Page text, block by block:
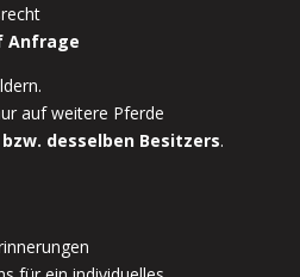
Anfrage
auf weitere Pferde
desselben Besitzers.